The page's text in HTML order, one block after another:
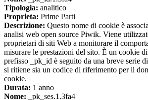
Tipologia: analitico
Proprieta: Prime Parti
Descrizione: Questo nome di cookie è
analisi web open source Piwik. Viene
proprietari di siti Web a monitorare il
misurare le prestazioni del sito. È un cookie
prefisso _pk_id è seguito da una breve serie
si ritiene sia un codice di riferimento per il
cookie.
Durata: 1 anno
Nome: _pk_ses.1.3fa4